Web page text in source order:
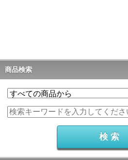
商品検索